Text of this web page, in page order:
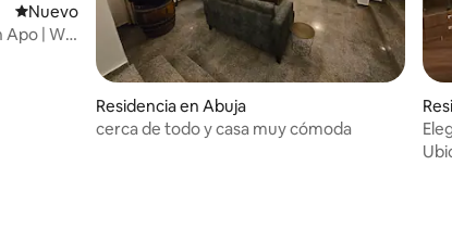
Nuevo alojamiento
Nuevo
Apo | Wi-
Residencia en Abuja
cerca de todo y casa muy cómoda
de